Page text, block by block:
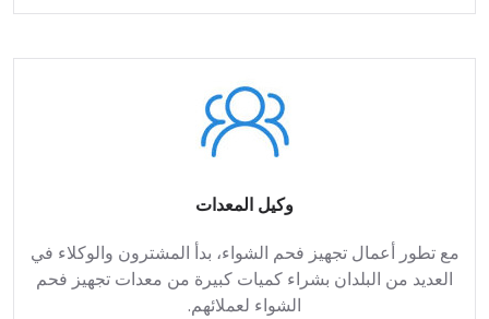
وكيل المعدات
مع تطور أعمال تجهيز فحم الشواء، بدأ المشترون والوكلاء في
العديد من البلدان بشراء كميات كبيرة من معدات تجهيز فحم
الشواء لعملائهم.